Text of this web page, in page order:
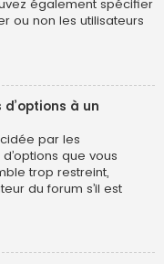
également spécifier
ou non les utilisateurs
à un
par les
que vous
trop restreint,
du forum s’il est